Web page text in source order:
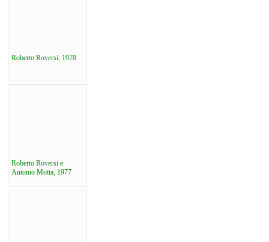
Roberto Roversi, 1970
Roberto Roversi e
Antonio Motta, 1977